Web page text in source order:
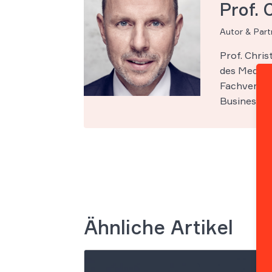
Prof.
Autor &
Prof.
des
Business
Ähnliche Artikel